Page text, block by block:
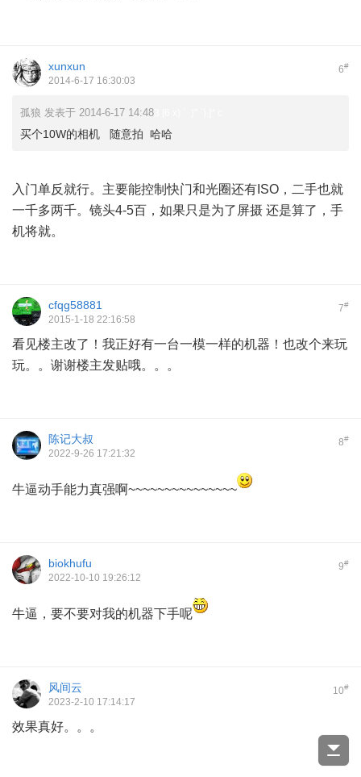
6#
xunxun
2014-6-17 16:30:03
孤狼 发表于 2014-6-17 14:48
买个10W的相机 随意拍 哈哈
入门单反就行。主要能控制快门和光圈还有ISO，二手也就
一千多两千。镜头4-5百，如果只是为了屏摄 还是算了，手
机将就。
7#
cfqg58881
2015-1-18 22:16:58
看见楼主改了！我正好有一台一模一样的机器！也改个来玩
玩。。谢谢楼主发贴哦。。。
8#
陈记大叔
2022-9-26 17:21:32
牛逼动手能力真强啊~~~~~~~~~~~~~~~
9#
biokhufu
2022-10-10 19:26:12
牛逼，要不要对我的机器下手呢
10#
风间云
2023-2-10 17:14:17
效果真好。。。